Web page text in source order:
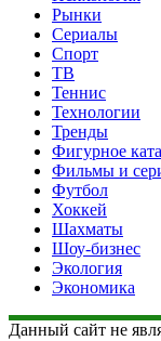
Рынки
Сериалы
Спорт
ТВ
Теннис
Технологии
Тренды
Фигурное
Фильмы и
Футбол
Хоккей
Шахматы
Шоу-бизнес
Экология
Экономика
Данный сайт не